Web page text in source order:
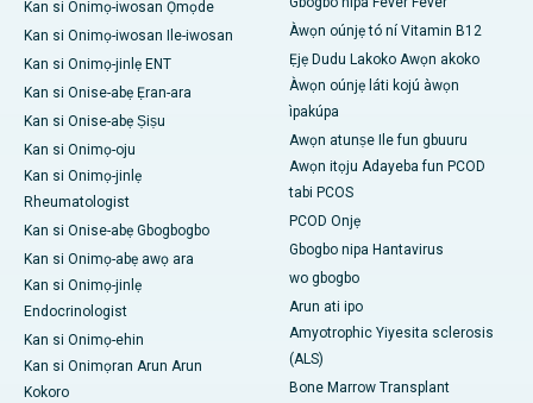
Kan si Onimọ-iwosan Ọmọde
Kan si Onimọ-iwosan Ile-iwosan
Kan si Onimọ-jinlẹ ENT
Kan si Onise-abẹ Ẹran-ara
Kan si Onise-abẹ Ṣiṣu
Kan si Onimọ-oju
Kan si Onimọ-jinlẹ
Rheumatologist
Kan si Onise-abẹ Gbogbogbo
Kan si Onimọ-abẹ awọ ara
Kan si Onimọ-jinlẹ
Endocrinologist
Kan si Onimọ-ehin
Kan si Onimọran Arun Arun
Kokoro
Àwọn oúnjẹ tó ní Vitamin B12
Ẹjẹ Dudu Lakoko Awọn akoko
Àwọn oúnjẹ láti kojú àwọn
ìpakúpa
Awọn atunṣe Ile fun gbuuru
Awọn itọju Adayeba fun PCOD
tabi PCOS
PCOD Onjẹ
Gbogbo nipa Hantavirus
wo gbogbo
Arun ati ipo
Amyotrophic Yiyesita sclerosis
(ALS)
Bone Marrow Transplant